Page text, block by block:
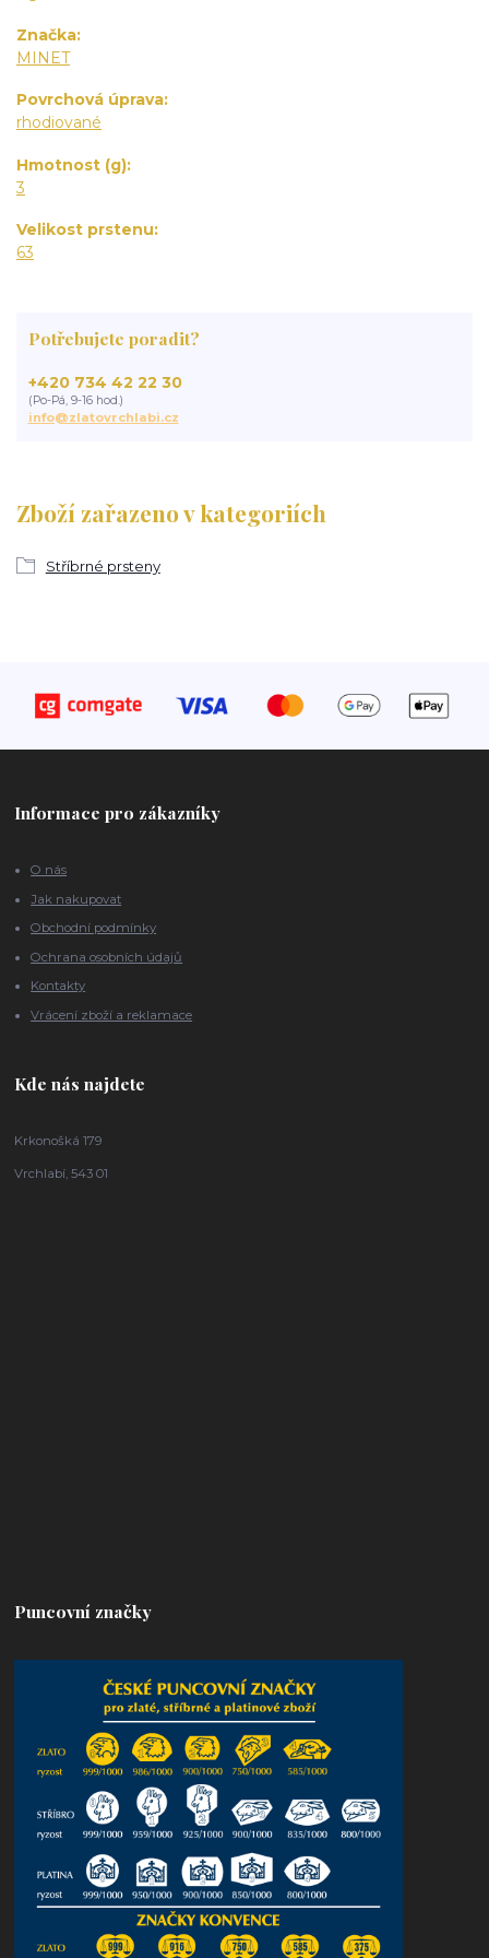
Značka
MINET
Povrchová úprava
rhodiované
Hmotnost (g)
3
Velikost prstenu
63
Zboží zařazeno v kategoriích
Stříbrné prsteny
Potřebujete poradit?
+420 734 42 22 30
(Po-Pá, 9-16 hod.)
info@zlatovrchlabi.cz
Informace pro zákazníky
O nás
Jak nakupovat
Obchodní podmínky
Ochrana osobních údajů
Kontakty
Vrácení zboží a reklamace
Kde nás najdete
Krkonošká 179
Vrchlabí, 543 01
Puncovní značky